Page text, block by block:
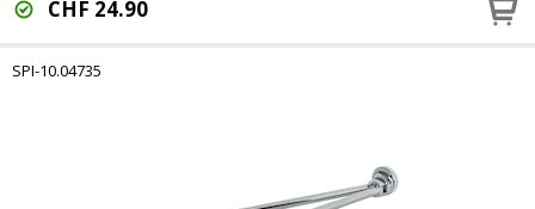
CHF 24.90
SPI-10.04735